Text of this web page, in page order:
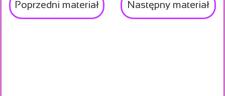
Poprzedni materiał Następny materiał